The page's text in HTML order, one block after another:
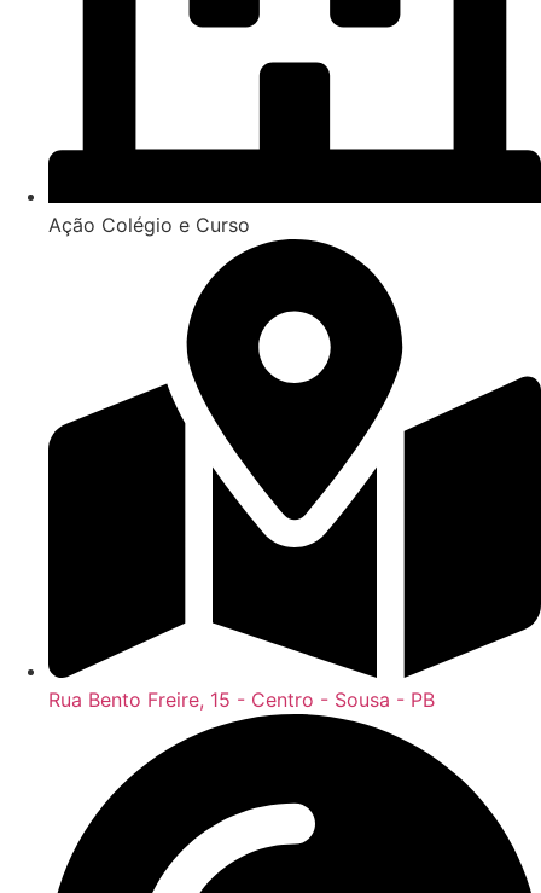
Ação Colégio e Curso
Rua Bento Freire, 15 - Centro - Sousa - PB